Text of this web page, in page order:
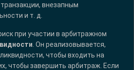
внезапным
и т. д.
при участии в арбитражном
. Он реализовывается,
чтобы входить на
чтобы завершить арбитраж. Если